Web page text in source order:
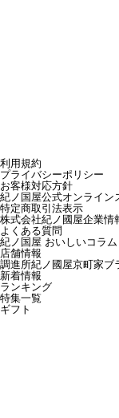
利用規約
プライバシーポリシー
お客様対応方針
紀ノ国屋公式オンライン
特定商取引法表示
株式会社紀ノ國屋企業情
よくある質問
紀ノ国屋 おいしいコラム
店舗情報
調進所紀ノ國屋京町家ブ
新着情報
ランキング
特集一覧
ギフト